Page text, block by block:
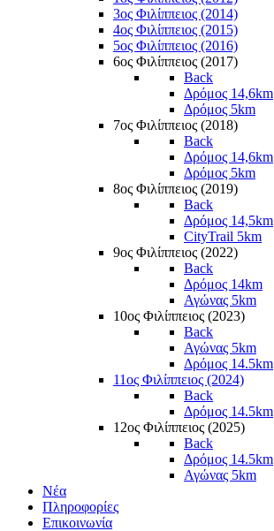
3ος Φιλίππειος (2014)
4ος Φιλίππειος (2015)
5ος Φιλίππειος (2016)
6ος Φιλίππειος (2017)
Back
Δρόμος 14,6km
Δρόμος 5km
7ος Φιλίππειος (2018)
Back
Δρόμος 14,6km
Δρόμος 5km
8ος Φιλίππειος (2019)
Back
Δρόμος 14,5km
CityTrail 5km
9ος Φιλίππειος (2022)
Back
Δρόμος 14km
Αγώνας 5km
10ος Φιλίππειος (2023)
Back
Αγώνας 5km
Δρόμος 14.5km
11ος Φιλίππειος (2024)
Back
Δρόμος 14.5km
12ος Φιλίππειος (2025)
Back
Δρόμος 14.5km
Αγώνας 5km
Νέα
Πληροφορίες
Επικοινωνία